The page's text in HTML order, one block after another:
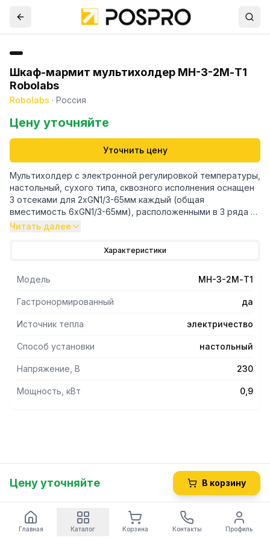
Шкаф-мармит мультихолдер МН-3-2М-T1
Robolabs
Robolabs · Россия
Цену уточняйте
Уточнить цену
Мультихолдер с электронной регулировкой температуры,
настольный, сухого типа, сквозного исполнения оснащен
3 отсеками для 2хGN1/3-65мм каждый (общая
вместимость 6хGN1/3-65мм), расположенными в 3 ряда и
1 колонку.
Читать далее
Характеристики
Модель МН-3-2М-T1
Гастронормированный да
Источник тепла электричество
Способ установки настольный
Напряжение, В 230
Мощность, кВт 0,9
Цену уточняйте В корзину
Главная Каталог Корзина Контакты Профиль